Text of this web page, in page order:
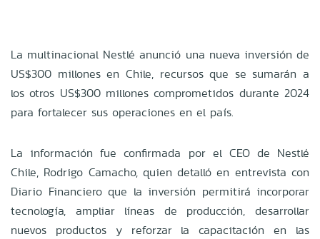
La multinacional Nestlé anunció una nueva inversión de
US$300 millones en Chile, recursos que se sumarán a
los otros US$300 millones comprometidos durante 2024
para fortalecer sus operaciones en el país.
La información fue confirmada por el CEO de Nestlé
Chile, Rodrigo Camacho, quien detalló en entrevista con
Diario Financiero que la inversión permitirá incorporar
tecnología, ampliar líneas de producción, desarrollar
nuevos productos y reforzar la capacitación en las